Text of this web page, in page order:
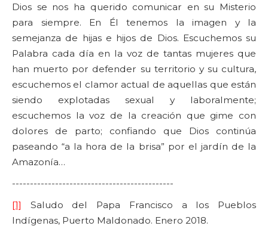
Dios se nos ha querido comunicar en su Misterio
para siempre. En Él tenemos la imagen y la
semejanza de hijas e hijos de Dios. Escuchemos su
Palabra cada día en la voz de tantas mujeres que
han muerto por defender su territorio y su cultura,
escuchemos el clamor actual de aquellas que están
siendo explotadas sexual y laboralmente;
escuchemos la voz de la creación que gime con
dolores de parto; confiando que Dios continúa
paseando “a la hora de la brisa” por el jardín de la
Amazonía…
---------------------------------------------
[1]
Saludo del Papa Francisco a los Pueblos
Indígenas, Puerto Maldonado. Enero 2018.